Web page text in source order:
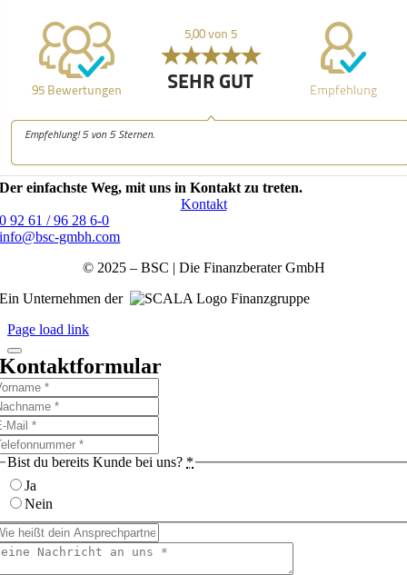
Der einfachste Weg, mit uns in Kontakt zu treten.
Kontakt
0 92 61 / 96 28 6-0
info@bsc-gmbh.com
© 2025 – BSC | Die Finanzberater GmbH
Ein Unternehmen der
Finanzgruppe
Page load link
Kontaktformular
Bist du bereits Kunde bei uns? *
Ja
Nein